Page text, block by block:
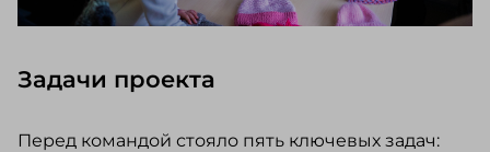
Задачи проекта
Перед командой стояло пять ключевых задач: